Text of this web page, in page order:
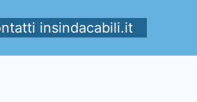
insindacabili.it